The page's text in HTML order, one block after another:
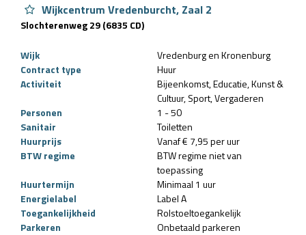
Wijkcentrum Vredenburcht, Zaal 2
Slochterenweg 29 (6835 CD)
Wijk
Vredenburg en Kronenburg
Contract type
Huur
Activiteit
Bijeenkomst Educatie Kunst &
Cultuur Sport Vergaderen
Personen
1 - 50
Sanitair
Toiletten
Huurprijs
Vanaf € 7,95 per uur
BTW regime
BTW regime niet van
toepassing
Huurtermijn
Minimaal 1 uur
Energielabel
Label A
Toegankelijkheid
Rolstoeltoegankelijk
Parkeren
Onbetaald parkeren